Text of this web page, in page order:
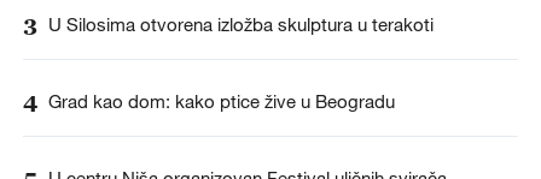
3 U Silosima otvorena izložba skulptura u terakoti
4 Grad kao dom: kako ptice žive u Beogradu